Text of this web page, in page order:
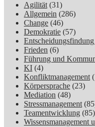
Agilität(31)
Allgemein (286)
Change (46)
Demokratie (57)
Frieden (6)
Führung und
KI (4)
Konfliktmanagement
Körpersprache (23)
Mediation (48)
Stressmanagement
Teamentwicklung (85)
Wissensmanagement